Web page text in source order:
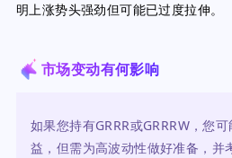
明上涨势头强劲但可能已过度拉伸。
市场变动有何影响
如果您持有GRRR或GRRRW，您
益，但需为高波动性做好准备，并